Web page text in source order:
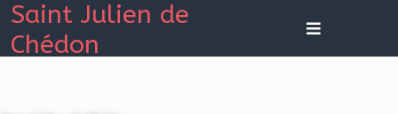
Saint Julien de
Chédon